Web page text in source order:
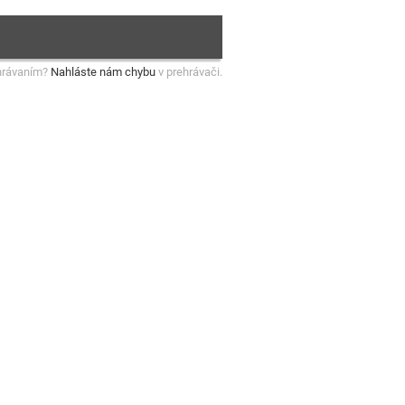
Nahláste nám chybu v prehrávači.